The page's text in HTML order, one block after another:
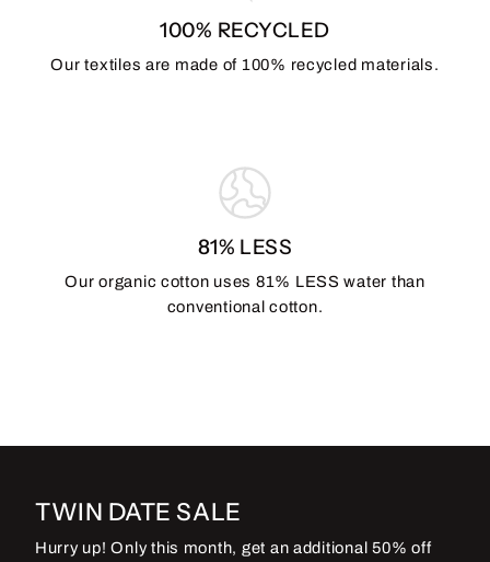
100% RECYCLED
Our textiles are made of 100% recycled materials.
81% LESS
Our organic cotton uses 81% LESS water than
conventional cotton.
TWIN DATE SALE
Hurry up! Only this month, get an additional 50% off